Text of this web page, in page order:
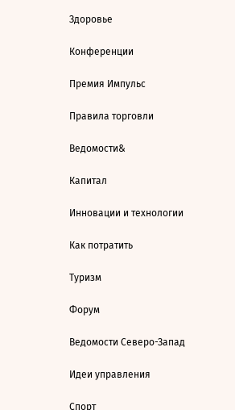
Здоровье
Конференции
Премия Импульс
Правила торговли
Ведомости&
Капитал
Инновации и технологии
Как потратить
Туризм
Форум
Ведомости Северо-Запад
Идеи управления
Спорт